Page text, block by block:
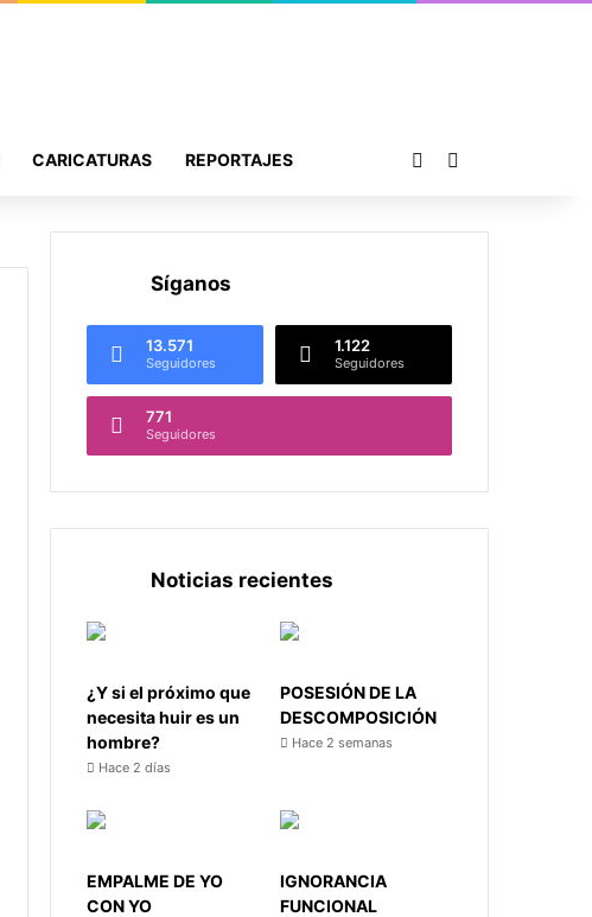
CARICATURAS REPORTAJES Publicación al azar
Síganos
13.571
Seguidores
1.122
Seguidores
771
Seguidores
Noticias recientes
¿Y si el próximo que
necesita huir es un
hombre?
Hace 2 días
POSESIÓN DE LA
DESCOMPOSICIÓN
Hace 2 semanas
EMPALME DE YO
CON YO
IGNORANCIA
FUNCIONAL